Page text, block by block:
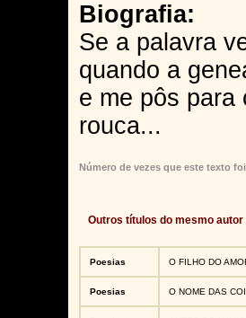
Biografia:
Se a palavra
quando a
e me pôs para
rouca...
Número de vezes que este texto
Outros títulos do mesmo autor
Poesias O FILHO DO
Poesias O NOME DAS